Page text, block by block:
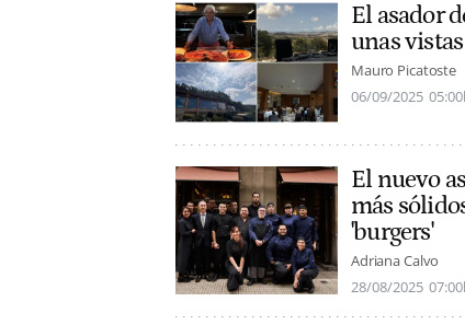
El asador
unas
Mauro Picatoste
06/09/2025
El nuevo
más
'burgers'
Adriana Calvo
28/08/2025